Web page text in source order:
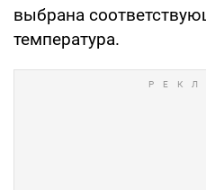
выбрана
температура.